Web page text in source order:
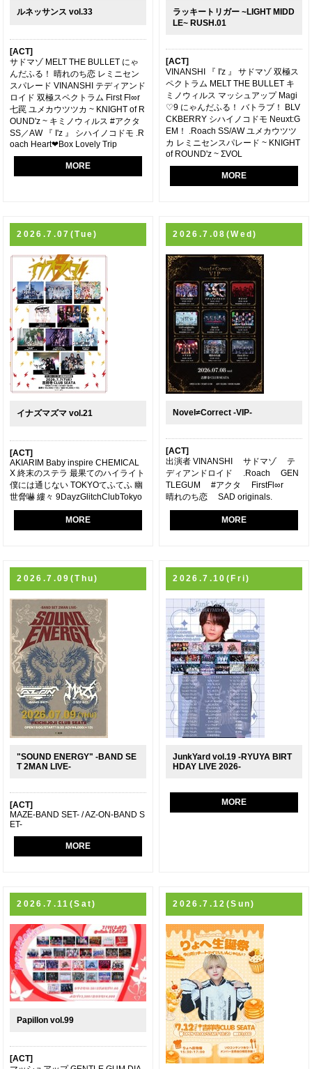
ルネッサンス vol.33
[ACT]
サドマゾ MELT THE BULLET にゃ
んだふる！ 晴れのち恋 レミニセン
スパレード VINANSHI テディアンド
ロイド 双極スペクトラム First Fl∞r
七罠 ユメカウツツカ ~ KNIGHT of R
OUND'z ~ キミノウィルス #アクタ
SS／AW 『 I'z 』 シハイノコドモ .R
oach Heart❤︎Box Lovely Trip
MORE
ラッキートリガー ~LIGHT MIDD
LE~ RUSH.01
[ACT]
VINANSHI 『 I'z 』 サドマゾ 双極ス
ペクトラム MELT THE BULLET キ
ミノウィルス マッシュアップ Magi
♡9 にゃんだふる！ バトラブ！ BLV
CKBERRY シハイノコドモ Neuxt:G
EM！ .Roach SS/AW ユメカウツツ
カ レミニセンスパレード ~ KNIGHT
of ROUND'z ~ ΣVOL
MORE
2026.7.07(Tue)
イナズマズマ vol.21
[ACT]
AKIARIM Baby inspire CHEMICAL
X 終末のステラ 最果てのハイライト
僕には通じない TOKYOてふてふ 幽
世脅嚇 縷々 9DayzGlitchClubTokyo
MORE
2026.7.08(Wed)
Novel≠Correct -VIP-
[ACT]
出演者 VINANSHI サドマゾ テ
ディアンドロイド .Roach GEN
TLEGUM #アクタ FirstFl∞r
晴れのち恋 SAD originals.
MORE
2026.7.09(Thu)
"SOUND ENERGY" -BAND SE
T 2MAN LIVE-
[ACT]
MAZE-BAND SET- / AZ-ON-BAND S
ET-
MORE
2026.7.10(Fri)
JunkYard vol.19 -RYUYA BIRT
HDAY LIVE 2026-
MORE
2026.7.11(Sat)
Papillon vol.99
[ACT]
2026.7.12(Sun)